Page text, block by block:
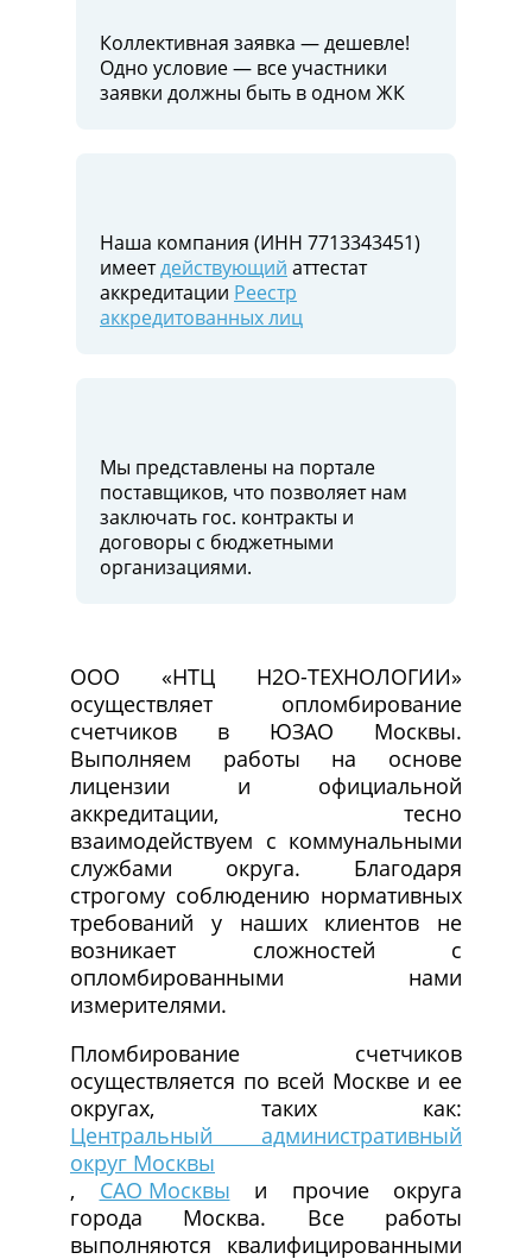
Коллективная заявка — дешевле!
Одно условие — все участники
заявки должны быть в одном ЖК
Наша компания (ИНН 7713343451)
имеетдействующий аттестат
аккредитации Реестр
аккредитованных лиц
Мы представлены на портале
поставщиков, что позволяет нам
заключать гос. контракты и
договоры c бюджетными
организациями.
ООО «НТЦ Н2О-ТЕХНОЛОГИИ»
осуществляет опломбирование
счетчиков в ЮЗАО Москвы.
Выполняем работы на основе
лицензии и официальной
аккредитации, тесно
взаимодействуем с коммунальными
службами округа. Благодаря
строгому соблюдению нормативных
требований у наших клиентов не
возникает сложностей с
опломбированными нами
измерителями.
Пломбирование счетчиков
осуществляется по всей Москве и ее
округах, таких как:
Центральный административный
округ Москвы
, САО Москвы и прочие округа
города Москва. Все работы
выполняются квалифицированными